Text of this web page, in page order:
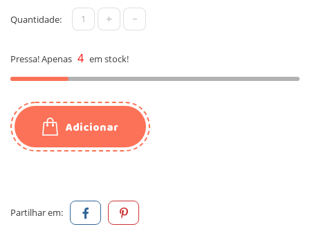
Quantidade: + -
Pressa! Apenas 4 em stock!
Adicionar
Partilhar em: